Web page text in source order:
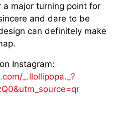
major turning point for
and dare to be
can definitely make
Instagram:
_.llollipopa._?